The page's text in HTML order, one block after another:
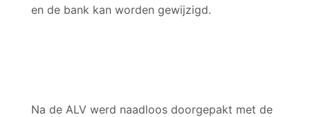
en de bank kan worden gewijzigd.
Na de ALV werd naadloos doorgepakt met de